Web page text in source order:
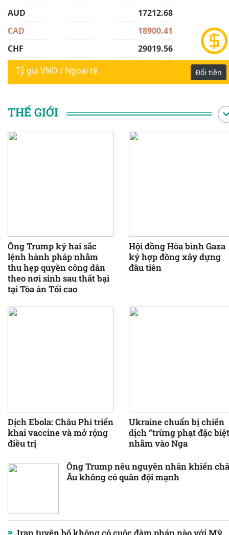
AUD
17212.68
CAD
18900.41
CHF
29019.56
CNY
DKK
3782.11
GBP
HKD
NOK
2460.28
RUB
299.84
SAR
SGD
Tỷ giá VND / Ngoại tệ Đổi tiền
THẾ GIỚI
Ông Trump ký hai sắc
lệnh hành pháp nhằm
thu hẹp quyền công dân
theo nơi sinh sau thất bại
tại Tòa án Tối cao
Hội đồng Hòa bình Gaza
ký hợp đồng xây dựng
đầu tiên
Dịch Ebola: Châu Phi triển
khai vaccine và mở rộng
điều trị
Ukraine chuẩn bị chiến
dịch “trừng phạt đặc
nhằm vào Nga
Ông Trump nêu nguyên nhân khiến
Âu không có quân đội mạnh